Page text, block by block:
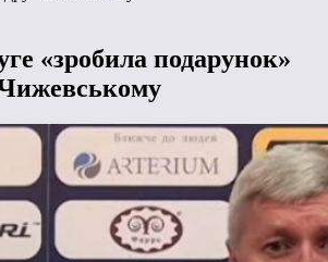
«зробила подарунок»